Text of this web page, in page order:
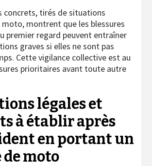
concrets, tirés de situations
moto, montrent que les blessures
premier regard peuvent entraîner
graves si elles ne sont pas
Cette vigilance collective est au
prioritaires avant toute autre
légales et
à établir après
en portant un
de moto